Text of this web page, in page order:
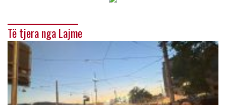
Të tjera nga Lajme